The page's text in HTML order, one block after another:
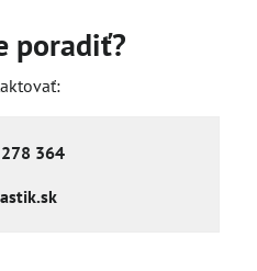
poradiť?
364